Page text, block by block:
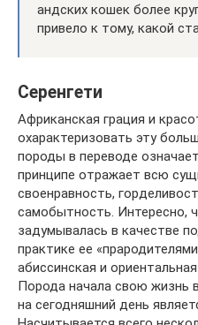
андских кошек более
привело к тому, какой
Серенгети
Африканская грация и
охарактеризовать эту
породы в переводе
принципе отражает всю
своенравность,
самобытность. Интересно,
задумывалась в качестве
практике ее
абиссинская и
Порода начала свою жизнь
на сегодняшний день